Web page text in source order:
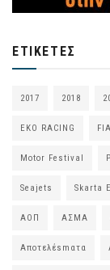
ΕΤΙΚΈΤΕΣ
2017 2018
EKO RACING FIA
Motor Festival
Seajets Skarta
ΑΟΠ ΑΣΜΑ
Αποτελέsmατα